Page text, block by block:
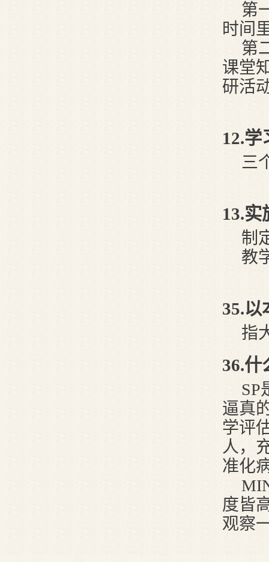
第
时间
第
课堂
研活
12.学
三
13.实
制
教
35.以
指
36.什
SP
逼真
学评
人，
准化
度皆
观察